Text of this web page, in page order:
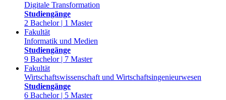
Digitale Transformation
Studiengänge
2 Bachelor | 1 Master
Fakultät
Informatik und Medien
Studiengänge
9 Bachelor | 7 Master
Fakultät
Wirtschaftswissenschaft und Wirtschaftsingenieurwesen
Studiengänge
6 Bachelor | 5 Master